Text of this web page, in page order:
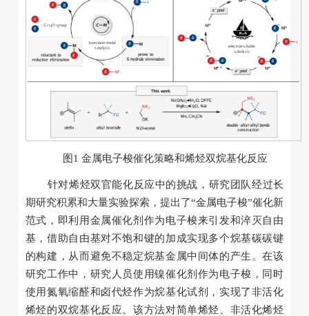
图1 金属电子梭催化策略和烯烃双烷基化反应
针对烯烃双官能化反应中的挑战，研究团队经过长
期研究积累和大量实验探索，提出了“金属电子梭”催化新
范式，即利用金属催化剂作为电子梭来引发和淬灭自由
基，借助自由基对不饱和键的加成实现多个烷基碳碳键
的构建，从而避免不稳定烷基金属中间体的产生。在该
研究工作中，研究人员使用镍催化剂作为电子梭，同时
使用氮氧缩醛和卤代烃作为烷基化试剂，实现了非活化
烯烃的双烷基化反应。该方法对简单烯烃、非活化烯烃